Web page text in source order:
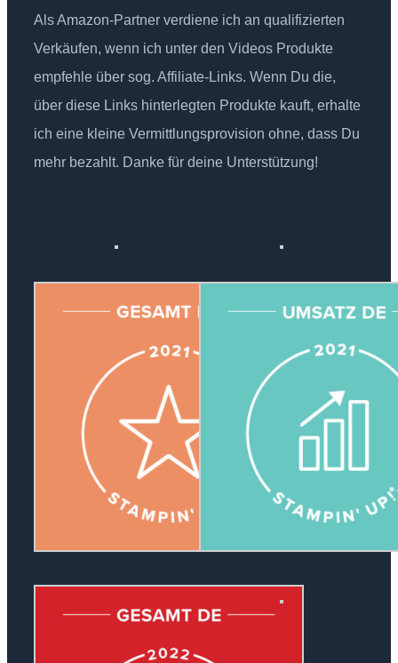
Als Amazon-Partner verdiene ich an qualifizierten
Verkäufen, wenn ich unter den Videos Produkte
empfehle über sog. Affiliate-Links. Wenn Du die,
über diese Links hinterlegten Produkte kauft, erhalte
ich eine kleine Vermittlungsprovision ohne, dass Du
mehr bezahlt. Danke für deine Unterstützung!